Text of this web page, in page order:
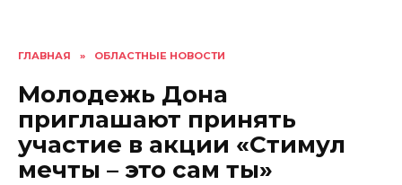
ГЛАВНАЯ » ОБЛАСТНЫЕ НОВОСТИ
Молодежь Дона
приглашают принять
участие в акции «Стимул
мечты – это сам ты»